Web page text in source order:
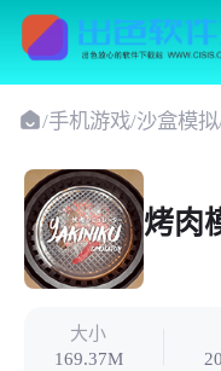
/手机游戏/沙盒模拟
烤肉
大小
169.37M